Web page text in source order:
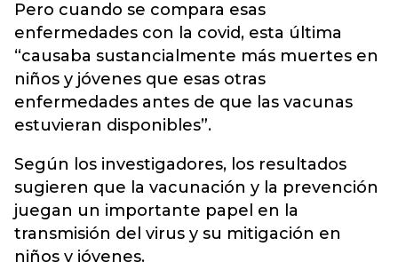
Pero cuando se compara esas
enfermedades con la covid, esta última
“causaba sustancialmente más muertes en
niños y jóvenes que esas otras
enfermedades antes de que las vacunas
estuvieran disponibles”.
Según los investigadores, los resultados
sugieren que la vacunación y la prevención
juegan un importante papel en la
transmisión del virus y su mitigación en
niños y jóvenes.